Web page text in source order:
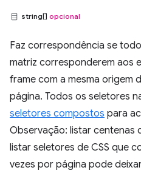
string[] opcional
Faz correspondência se
matriz corresponderem aos
frame com a mesma origem
página. Todos os seletores
seletores compostos para
Observação: listar centenas
listar seletores de CSS que
vezes por página pode